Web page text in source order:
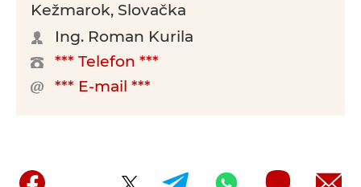
Kežmarok, Slovačka
Ing. Roman Kurila
*** Telefon ***
*** E-mail ***